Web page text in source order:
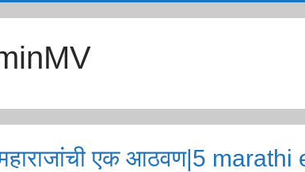
महाराजांची एक आठवण|5